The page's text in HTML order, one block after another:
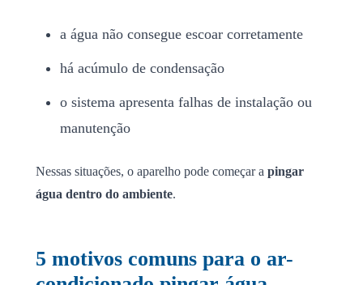
a água não consegue escoar corretamente
há acúmulo de condensação
o sistema apresenta falhas de instalação ou
manutenção
Nessas situações, o aparelho pode começar a pingar
água dentro do ambiente.
5 motivos comuns para o ar-